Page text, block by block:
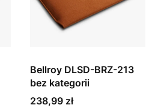
Bellroy DLSD-BRZ-213
bez kategorii
Cena
238,99 zł